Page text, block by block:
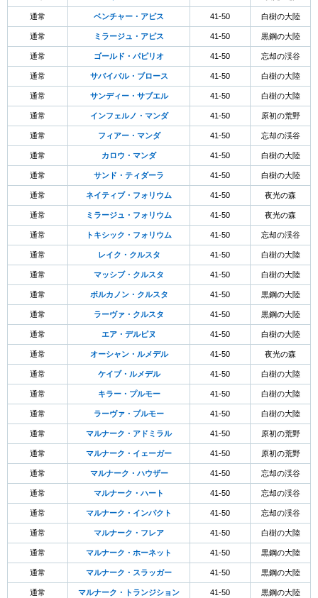
通常 ベンチャー・アピス 41-50 白樹の大陸
通常 ミラージュ・アピス 41-50 黒鋼の大陸
通常 ゴールド・パピリオ 41-50 忘却の渓谷
通常 サバイバル・ブロース 41-50 白樹の大陸
通常 サンディー・サブエル 41-50 白樹の大陸
通常 インフェルノ・マンダ 41-50 原初の荒野
通常 フィアー・マンダ 41-50 忘却の渓谷
通常 カロウ・マンダ 41-50 白樹の大陸
通常 サンド・ティダーラ 41-50 白樹の大陸
通常 ネイティブ・フォリウム 41-50 夜光の森
通常 ミラージュ・フォリウム 41-50 夜光の森
通常 トキシック・フォリウム 41-50 忘却の渓谷
通常 レイク・クルスタ 41-50 白樹の大陸
通常 マッシブ・クルスタ 41-50 白樹の大陸
通常 ボルカノン・クルスタ 41-50 黒鋼の大陸
通常 ラーヴァ・クルスタ 41-50 黒鋼の大陸
通常 エア・デルピヌ 41-50 白樹の大陸
通常 オーシャン・ルメデル 41-50 夜光の森
通常 ケイブ・ルメデル 41-50 白樹の大陸
通常 キラー・プルモー 41-50 白樹の大陸
通常 ラーヴァ・プルモー 41-50 白樹の大陸
通常 マルナーク・アドミラル 41-50 原初の荒野
通常 マルナーク・イェーガー 41-50 原初の荒野
通常 マルナーク・ハウザー 41-50 忘却の渓谷
通常 マルナーク・ハート 41-50 忘却の渓谷
通常 マルナーク・インパクト 41-50 忘却の渓谷
通常 マルナーク・フレア 41-50 白樹の大陸
通常 マルナーク・ホーネット 41-50 黒鋼の大陸
通常 マルナーク・スラッガー 41-50 黒鋼の大陸
通常 マルナーク・トランジション 41-50 黒鋼の大陸